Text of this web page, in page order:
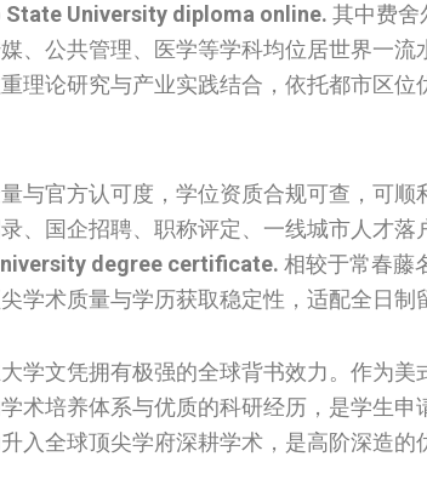
University diploma online. 其中费舍
、公共管理、医学等学科均位居世界一
理论研究与产业实践结合，依托都市区
与官方认可度，学位资质合规可查，可
、国企招聘、职称评定、一线城市人才落
degree certificate. 相较于常春藤
学术质量与学历获取稳定性，适配全日制
学文凭拥有极强的全球背书效力。作为
术培养体系与优质的科研经历，是学生
入全球顶尖学府深耕学术，是高阶深造的